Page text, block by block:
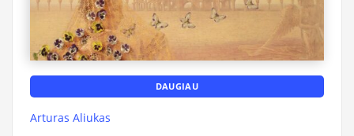
DAUGIAU
Arturas Aliukas